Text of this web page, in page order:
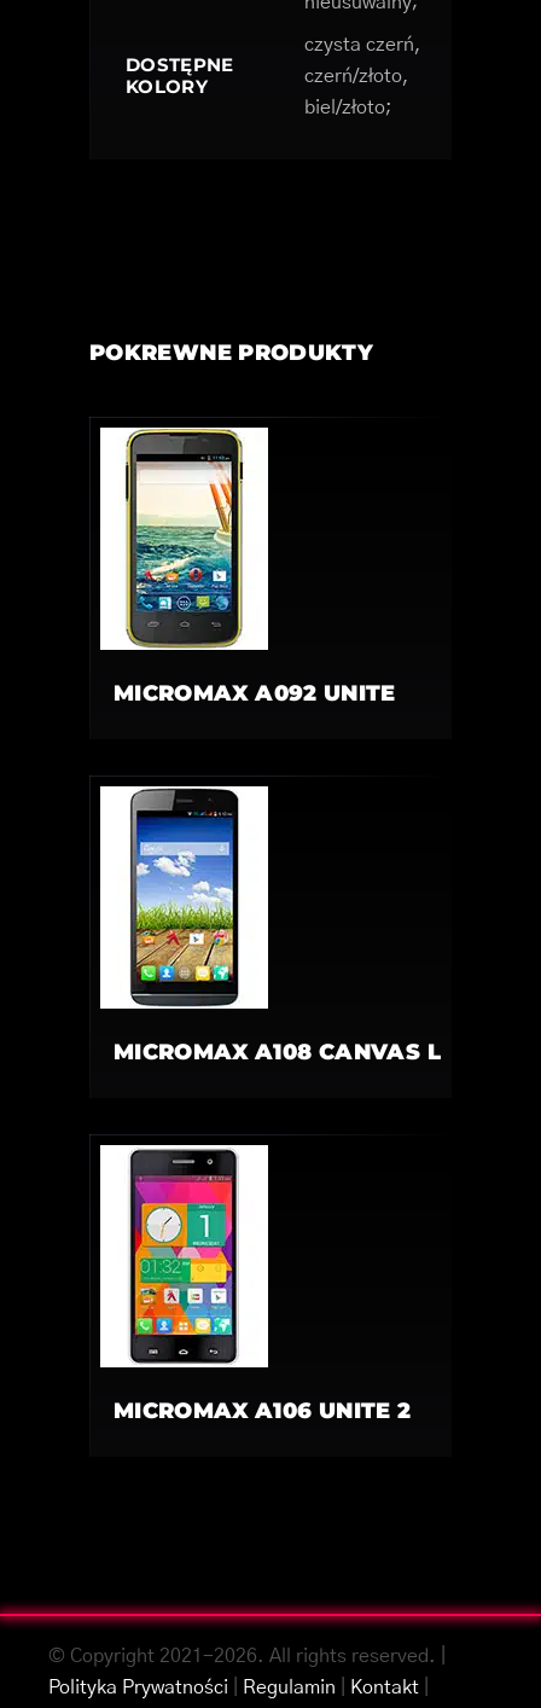
DOSTĘPNE
KOLORY
czysta czerń,
czerń/złoto,
biel/złoto;
POKREWNE PRODUKTY
MICROMAX A092 UNITE
MICROMAX A108 CANVAS L
MICROMAX A106 UNITE 2
© Copyright 2021-2026. All rights reserved. |
Polityka Prywatności
Regulamin Kontakt